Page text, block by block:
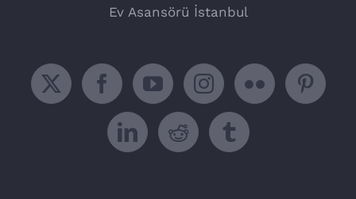
Ev Asansörü İstanbul